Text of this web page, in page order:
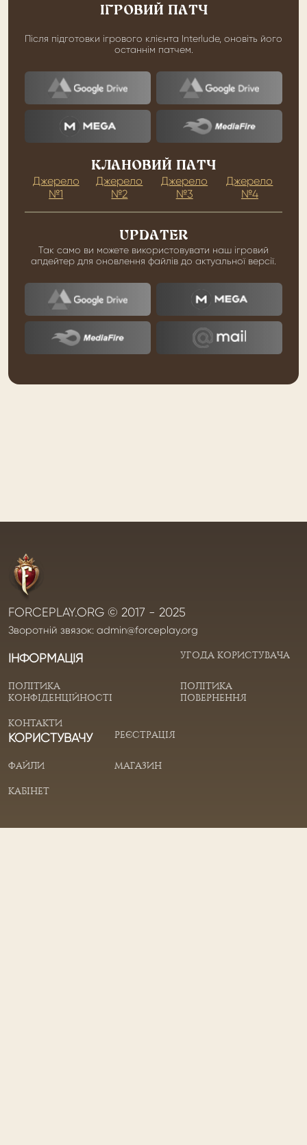
ІГРОВИЙ ПАТЧ
Після підготовки ігрового клієнта Interlude, оновіть його
останнім патчем.
КЛАНОВИЙ ПАТЧ
Джерело
№1
Джерело
№2
Джерело
№3
Джерело
№4
UPDATER
Так само ви можете використовувати наш ігровий
апдейтер для оновлення файлів до актуальної версії.
FORCEPLAY.ORG © 2017 - 2025
Зворотній звязок: admin@forceplay.org
ІНФОРМАЦІЯ УГОДА КОРИСТУВАЧА
ПОЛІТИКА
КОНФІДЕНЦІЙНОСТІ
ПОЛІТИКА
ПОВЕРНЕННЯ
КОНТАКТИ
КОРИСТУВАЧУ РЕЄСТРАЦІЯ
ФАЙЛИ МАГАЗИН
КАБІНЕТ